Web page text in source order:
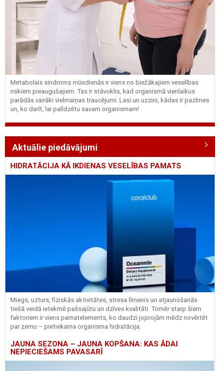
Metabolais sindroms mūsdienās ir viens no biežākajiem veselības
riskiem pieaugušajiem. Tas ir stāvoklis, kad organismā vienlaikus
parādās vairāki vielmaiņas traucējumi. Lasi un uzzini, kādas ir pazīmes
un, ko darīt, lai palīdzētu savam organismam!
Aktuālie piedāvājumi
HIDRATĀCIJA KĀ IKDIENAS VESELĪBAS PAMATS
Miegs, uzturs, fiziskās aktivitātes, stresa līmenis un atjaunošanās
tiešā veidā ietekmē pašsajūtu un dzīves kvalitāti. Tomēr starp šiem
faktoriem ir viens pamatelements, ko daudzi joprojām mēdz novērtēt
par zemu – pietiekama organisma hidratācija.
JAUNA SEZONA – JAUNA KOPŠANA: KAS ĀDAI
NEPIECIEŠAMS PAVASARĪ